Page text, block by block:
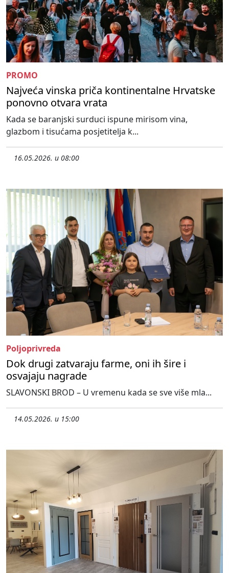
PROMO
Najveća vinska priča kontinentalne Hrvatske
ponovno otvara vrata
Kada se baranjski surduci ispune mirisom vina,
glazbom i tisućama posjetitelja k...
16.05.2026. u 08:00
Poljoprivreda
Dok drugi zatvaraju farme, oni ih šire i
osvajaju nagrade
SLAVONSKI BROD – U vremenu kada se sve više mla...
14.05.2026. u 15:00